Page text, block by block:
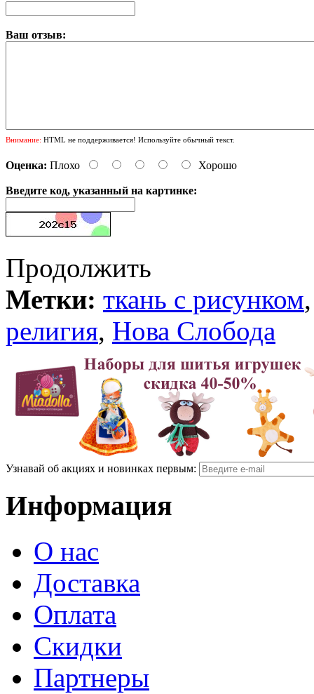
Ваш отзыв:
Внимание: HTML не поддерживается! Используйте обычный текст.
Оценка: Плохо Хорошо
Введите код, указанный на картинке:
Продолжить
Метки: ткань с рисунком
религия, Нова Слобода
Узнавай об акциях и новинках первым:
Информация
О нас
Доставка
Оплата
Скидки
Партнеры